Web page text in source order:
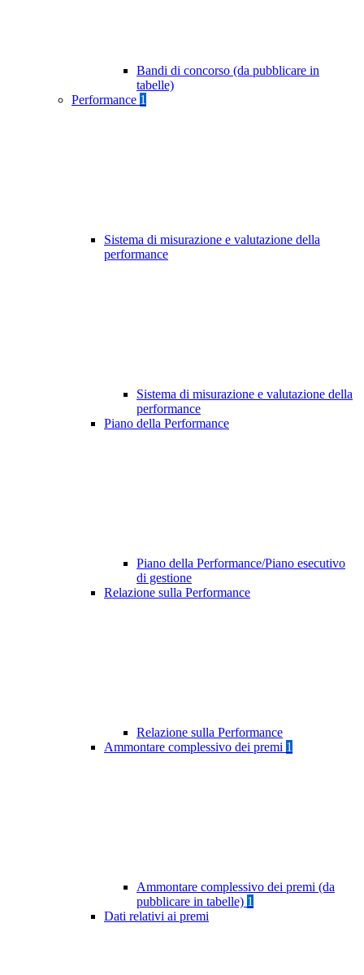
Bandi di concorso (da pubblicare in
tabelle)
Performance 1
Sistema di misurazione e valutazione della
performance
Sistema di misurazione e valutazione della
performance
Piano della Performance
Piano della Performance/Piano esecutivo
di gestione
Relazione sulla Performance
Relazione sulla Performance
Ammontare complessivo dei premi 1
Ammontare complessivo dei premi (da
pubblicare in tabelle) 1
Dati relativi ai premi